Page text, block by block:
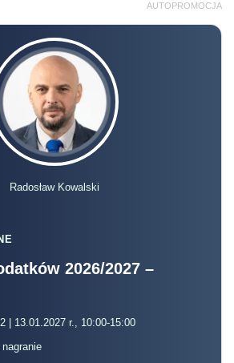
AUTOPROMOCJA
Radosław Kowalski
2026/2027 –
| 13.01.2027 r., 10:00-15:00